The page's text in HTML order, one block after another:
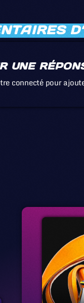
UNE
connecté pour